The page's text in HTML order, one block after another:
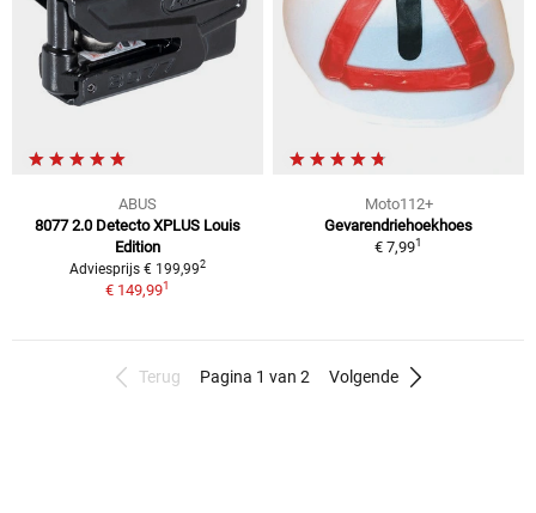
ABUS
8077 2.0 Detecto XPLUS Louis
Edition
Adviesprijs € 199,992
€ 149,991
Moto112+
Gevarendriehoekhoes
€ 7,991
Terug Pagina 1 van 2 Volgende